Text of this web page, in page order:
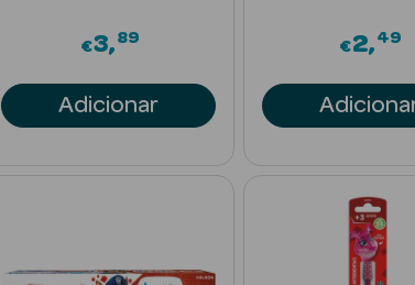
€3 89
Adicionar
€2 49